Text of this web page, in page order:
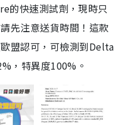
的快速測試劑，現時只
先注意送貨時間！這款
盟認可，可檢測到Delta
，特異度100%。